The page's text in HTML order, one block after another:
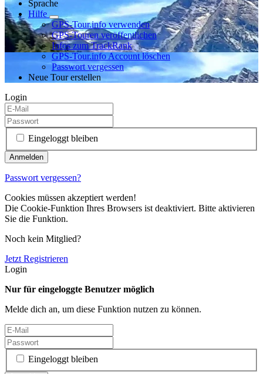
Sprache
Hilfe
GPS-Tour.info verwenden
GPS-Touren veröffentlichen
Infos zum TrackRank
GPS-Tour.info Account löschen
Passwort vergessen
Neue Tour erstellen
Login
Eingeloggt bleiben
Passwort vergessen?
Cookies müssen akzeptiert werden!
Die Cookie-Funktion Ihres Browsers ist deaktiviert. Bitte aktivieren
Sie die Funktion.
Noch kein Mitglied?
Jetzt Registrieren
Login
Nur für eingeloggte Benutzer möglich
Melde dich an, um diese Funktion nutzen zu können.
Eingeloggt bleiben